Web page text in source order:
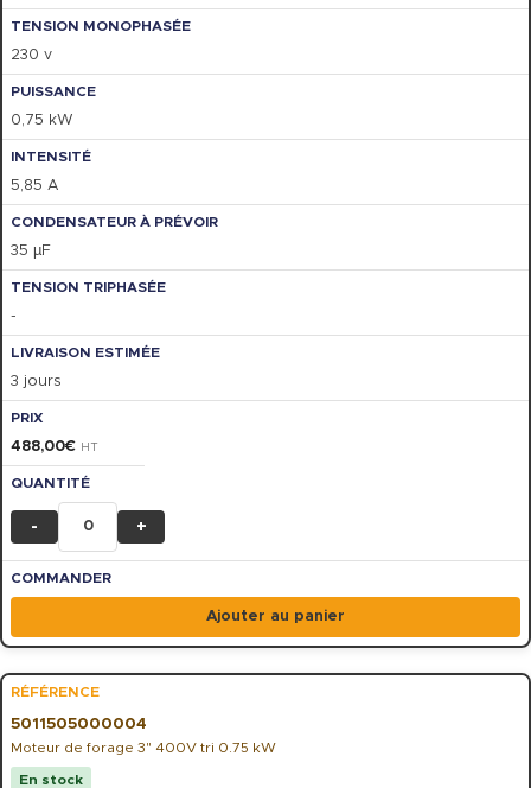
230 v
0,75 kW
5,85 A
35 µF
-
3 jours
488,00€ HT
- +
Ajouter au panier
5011505000004
Moteur de forage 3" 400V tri 0.75 kW
En stock